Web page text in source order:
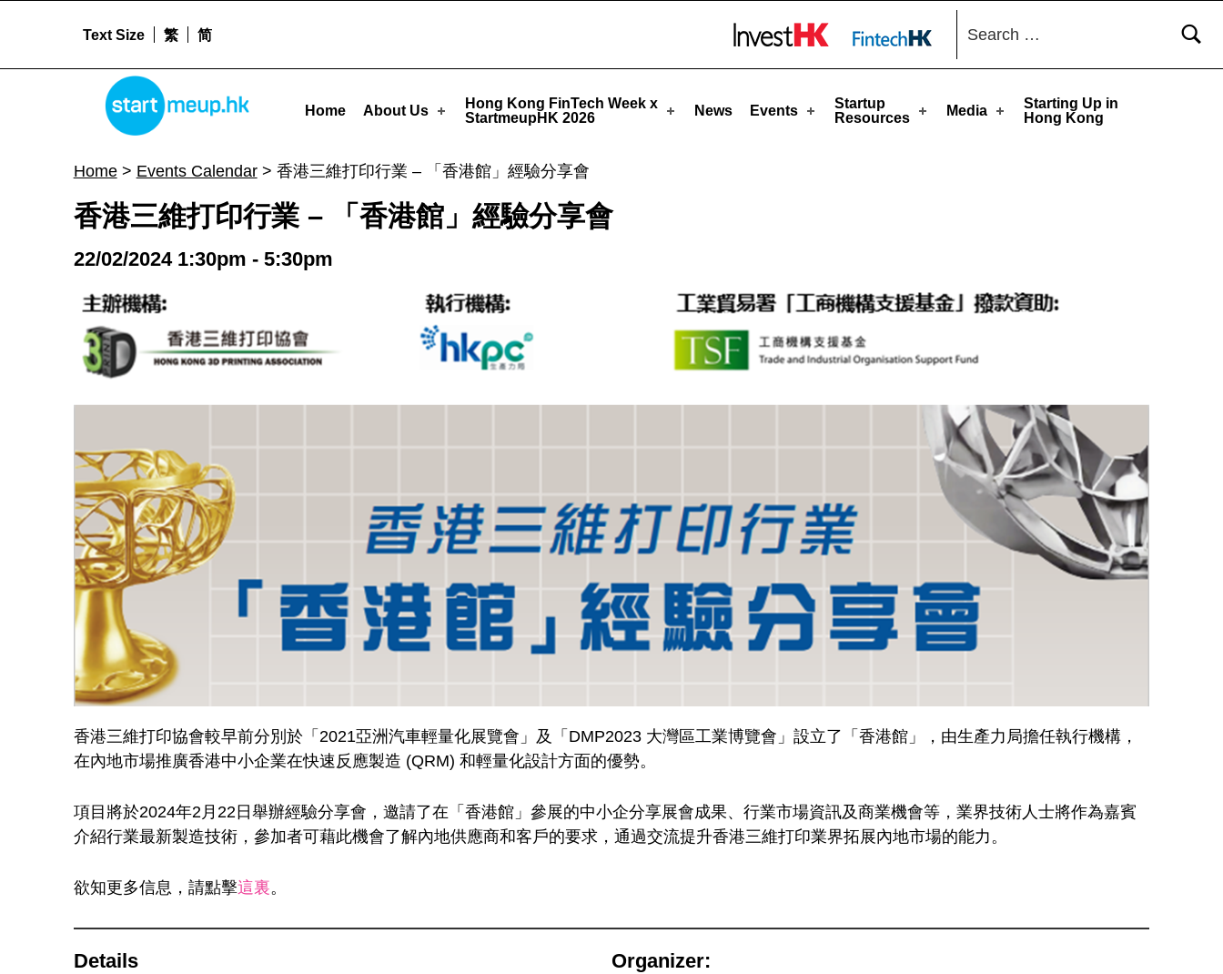
STARTMEUPHK
Home About Us
Hong Kong FinTech Week x
StartmeupHK 2026
News Events
Startup
Resources
Media
Starting Up in
Hong Kong
Text Size 繁 简
Search for:
Home> Events Calendar> 香港三維打印行業 – 「香港館」經驗分享會
香港三維打印行業 – 「香港館」經驗分享會
22/02/2024 1:30pm - 5:30pm
香港三維打印協會較早前分別於「2021亞洲汽車輕量化展覽會」及「DMP2023 大灣區工業博覽會」設立了「香港館」，由生產力局擔任執行機構，
在內地市場推廣香港中小企業在快速反應製造 (QRM) 和輕量化設計方面的優勢。
項目將於2024年2月22日舉辦經驗分享會，邀請了在「香港館」參展的中小企分享展會成果、行業市場資訊及商業機會等，業界技術人士將作為嘉賓
介紹行業最新製造技術，參加者可藉此機會了解內地供應商和客戶的要求，通過交流提升香港三維打印業界拓展內地市場的能力。
欲知更多信息，請點擊這裏。
Details Organizer: